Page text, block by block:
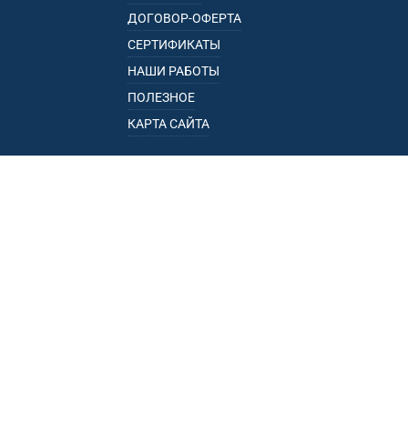
ДОГОВОР-ОФЕРТА
СЕРТИФИКАТЫ
НАШИ РАБОТЫ
ПОЛЕЗНОЕ
КАРТА САЙТА